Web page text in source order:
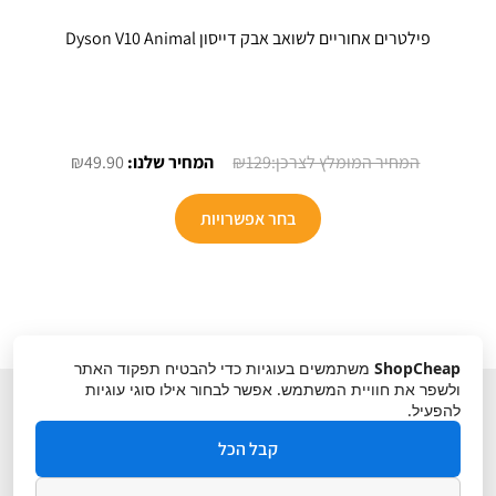
פילטרים אחוריים לשואב אבק דייסון Dyson V10 Animal
₪129
המחיר
המקורי
היה:
₪129.
₪49.90
בחר אפשרויות
ShopCheap משתמשים בעוגיות כדי להבטיח תפקוד האתר
ולשפר את חוויית המשתמש. אפשר לבחור אילו סוגי עוגיות
להפעיל.
קבל הכל